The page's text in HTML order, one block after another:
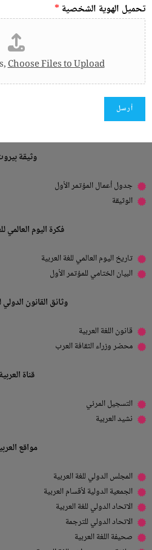
تحميل الهوية الشخصية *
Choose Files to Upload
أرسل
وثيقة
جدول أعمال المؤتمر الأول
الوثيقة
فكرة اليوم العالمي
تاريخ اليوم العالمي للغة العربية
البيان الختامي للمؤتمر الأول
وثائق القانون الدولي
قانون اللغة العربية
محضر وزراء الثقافة العرب
قناة العربية
التسجيل المرئي
نشيد العربية
مواقع
المجلس الدولي للغة العربية
الجمعية الدولية لأقسام العربية
الاتحاد الدولي للغة العربية
الاتحاد الدولي للترجمة
صحيفة اللغة العربية